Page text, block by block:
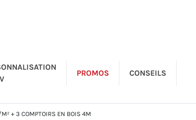
PROMOS CONSEILS
+ 3 COMPTOIRS EN BOIS 4M